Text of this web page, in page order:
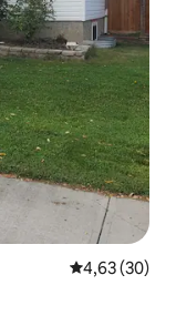
4,63 de uma
4,63 (30)